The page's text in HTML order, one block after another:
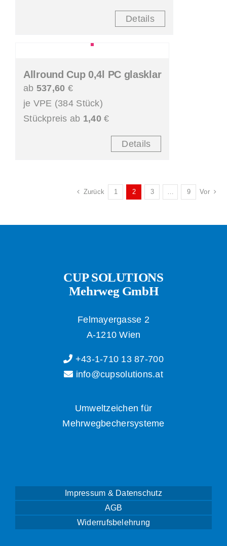
Details
Allround Cup 0,4l PC glasklar
ab 537,60 €
je VPE (384 Stück)
Stückpreis ab 1,40€
Details
Zurück 1 2 3 … 9 Vor
CUP SOLUTIONS
Mehrweg GmbH
Felmayergasse 2
A-1210 Wien
+43-1-710 13 87-700
info@cupsolutions.at
Umweltzeichen für
Mehrwegbechersysteme
Impressum & Datenschutz
AGB
Widerrufsbelehrung